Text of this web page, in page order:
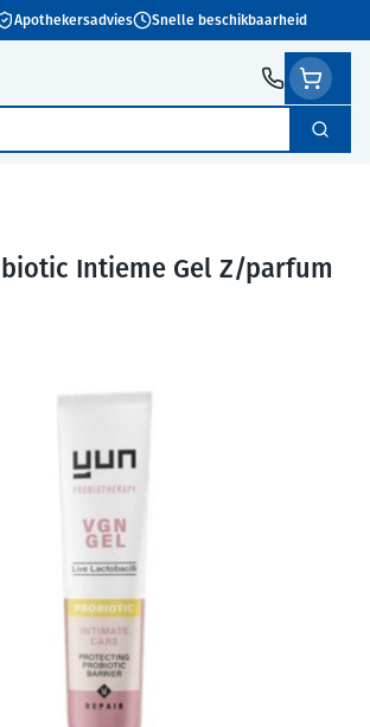
Apothekersadvies Snelle beschikbaarheid
Zoek
Intieme Gel Z/parfum